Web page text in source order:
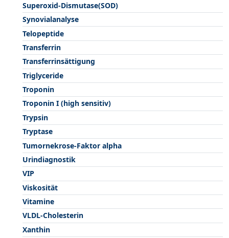
Superoxid-Dismutase(SOD)
Synovialanalyse
Telopeptide
Transferrin
Transferrinsättigung
Triglyceride
Troponin
Troponin I (high sensitiv)
Trypsin
Tryptase
Tumornekrose-Faktor alpha
Urindiagnostik
VIP
Viskosität
Vitamine
VLDL-Cholesterin
Xanthin